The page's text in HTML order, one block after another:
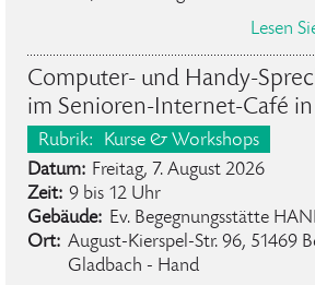
Lesen
Computer- und Handy-
im Senioren-Internet-Café
Rubrik:
Kurse & Workshops
Datum: Freitag, 7. August 2026
Zeit: 9 bis 12 Uhr
Gebäude: Ev. Begegnungsstätte
Ort: August-Kierspel-Str. 96, 51469
Gladbach - Hand